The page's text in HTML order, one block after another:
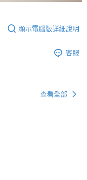
顯示電腦版詳細說明
客服
查看全部